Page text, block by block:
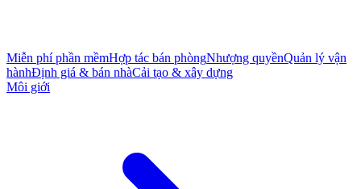
Miễn phí phần mềmHợp tác bán phòngNhượng quyềnQuản lý vận
hànhĐịnh giá & bán nhàCải tạo & xây dựng
Môi giới